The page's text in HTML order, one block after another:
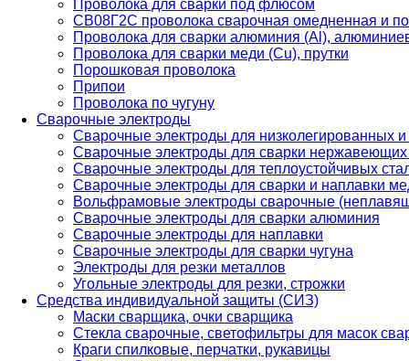
Проволока для сварки под флюсом
СВ08Г2С проволока сварочная омедненная и
Проволока для сварки алюминия (Al),
Проволока для сварки меди (Cu), прутки
Порошковая проволока
Припои
Проволока по чугуну
Сварочные электроды
Сварочные электроды для низколегированных и
Сварочные электроды для сварки
Сварочные электроды для теплоустойчивых
Сварочные электроды для сварки и наплавки
Вольфрамовые электроды сварочные
Сварочные электроды для сварки алюминия
Сварочные электроды для наплавки
Сварочные электроды для сварки чугуна
Электроды для резки металлов
Угольные электроды для резки, строжки
Средства индивидуальной защиты (СИЗ)
Маски сварщика, очки сварщика
Стекла сварочные, светофильтры для масок
Краги спилковые, перчатки, рукавицы